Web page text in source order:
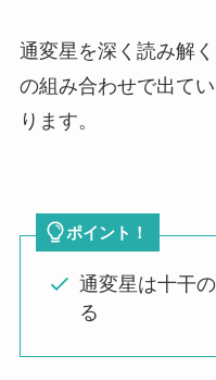
通変星を深く読み解く
の組み合わせで出てい
ります。
ポイント！
通変星は十干
る